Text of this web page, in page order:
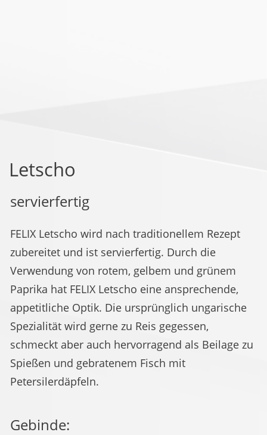
Letscho
servierfertig
FELIX Letscho wird nach traditionellem Rezept
zubereitet und ist servierfertig. Durch die
Verwendung von rotem, gelbem und grünem
Paprika hat FELIX Letscho eine ansprechende,
appetitliche Optik. Die ursprünglich ungarische
Spezialität wird gerne zu Reis gegessen,
schmeckt aber auch hervorragend als Beilage zu
Spießen und gebratenem Fisch mit
Petersilerdäpfeln.
Gebinde: